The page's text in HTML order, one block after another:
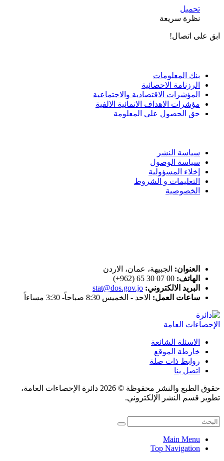
تحميل
نظرة سريعة
ابق على اتصال!
بنك المعلومات
الرزنامة الاحصائية
المؤشرات الاقتصادية والاجتماعية
مؤشرات الاهداف الانمائية الالفية
حق الحصول على المعلومة
سياسة النشر
سياسة الوصول
إخلاء المسؤولية
التعليمات و الشروط
الخصوصية
العنوان: الجبيهة، عمان، الاردن
الهاتف: 00 07 30 65 (962+)
البريد الالكتروني: stat@dos.gov.jo
ساعات العمل: الاحد - الخميس 8:30 صباحاً- 3:30 مساءاً
الاسئلة الشائعة
خارطة الموقع
روابط ذات صلة
اتصل بنا
حقوق الطبع والنشر محفوظة © 2026 دائرة الإحصاءات العامة،
تطوير قسم النشر الإلكتروني.
Main Menu
Top Navigation